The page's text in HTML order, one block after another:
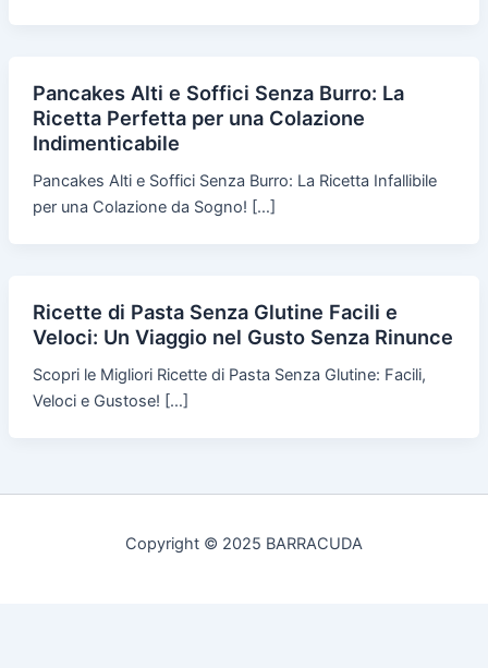
Pancakes Alti e Soffici Senza Burro: La
Ricetta Perfetta per una Colazione
Indimenticabile
Pancakes Alti e Soffici Senza Burro: La Ricetta Infallibile
per una Colazione da Sogno! […]
Ricette di Pasta Senza Glutine Facili e
Veloci: Un Viaggio nel Gusto Senza Rinunce
Scopri le Migliori Ricette di Pasta Senza Glutine: Facili,
Veloci e Gustose! […]
Copyright © 2025 BARRACUDA